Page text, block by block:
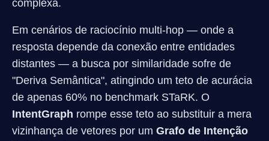
complexa.
Em cenários de raciocínio multi-hop — onde a
resposta depende da conexão entre entidades
distantes — a busca por similaridade sofre de
"Deriva Semântica", atingindo um teto de acurácia
de apenas 60% no benchmark STaRK. O
IntentGraph rompe esse teto ao substituir a mera
vizinhança de vetores por um Grafo de Intenção